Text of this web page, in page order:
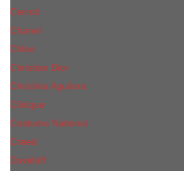
Cerruti
Сhanеl
Chloe
Christian Dior
Christina Aguilera
Сliniquе
Costume National
Creed
Davidoff